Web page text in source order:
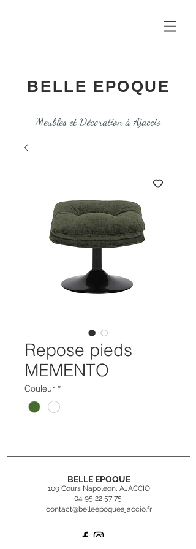
BELLE EPOQUE
Meubles et Décoration à Ajaccio
Repose pieds
MEMENTO
Couleur *
BELLE EPOQUE
109 Cours Napoleon, AJACCIO
04 95 22 57 75
contact@belleepoqueajaccio.fr